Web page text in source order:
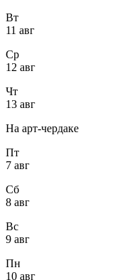
Вт
11 авг
Ср
12 авг
Чт
13 авг
На арт-чердаке
Пт
7 авг
Сб
8 авг
Вс
9 авг
Пн
10 авг